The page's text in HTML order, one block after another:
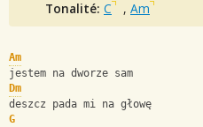
Tonalité: C , Am
Am
jestem na dworze sam
Dm
deszcz pada mi na głowę
G